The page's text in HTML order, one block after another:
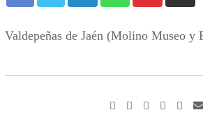
a
Valdepeñas de Jaén (Molino Museo y
LinkedIn